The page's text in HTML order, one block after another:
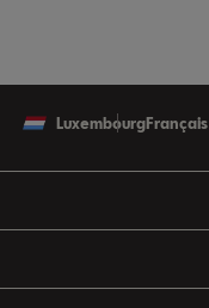
LuxembourgFrançais